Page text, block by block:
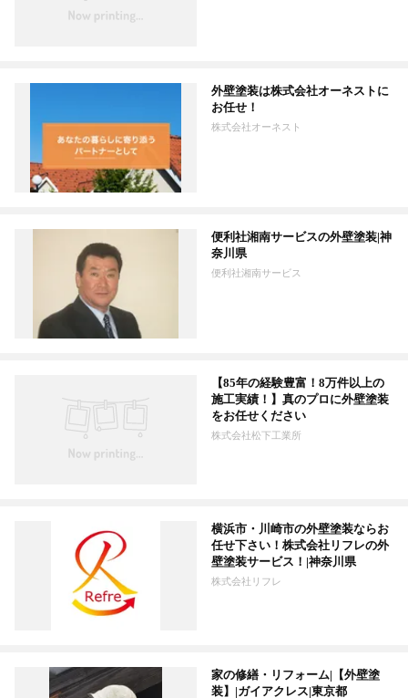
外壁塗装は株式会社オーネストに
お任せ！
株式会社オーネスト
便利社湘南サービスの外壁塗装|神
奈川県
便利社湘南サービス
【85年の経験豊富！8万件以上の
施工実績！】真のプロに外壁塗装
をお任せください
株式会社松下工業所
横浜市・川崎市の外壁塗装ならお
任せ下さい！株式会社リフレの外
壁塗装サービス！|神奈川県
株式会社リフレ
家の修繕・リフォーム|【外壁塗
装】|ガイアクレス|東京都